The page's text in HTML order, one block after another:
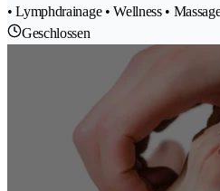
• Lymphdrainage • Wellness •
Geschlossen